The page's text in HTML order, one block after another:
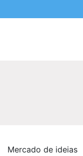
Mercado de ideias